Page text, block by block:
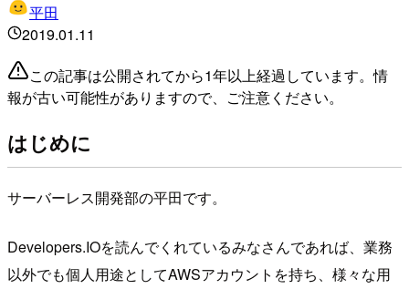
平田
2019.01.11
この記事は公開されてから1年以上経過しています。情
報が古い可能性がありますので、ご注意ください。
はじめに
サーバーレス開発部の平田です。
Developers.IOを読んでくれているみなさんであれば、業務
以外でも個人用途としてAWSアカウントを持ち、様々な用